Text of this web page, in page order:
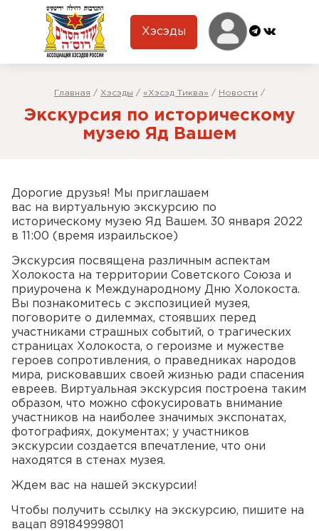
Хэсэды
Главная / Хэсэды / «Хэсэд Тиква» / Новости /
Экскурсия по историческому
музею Яд Вашем
Дорогие друзья! Мы приглашаем
вас на виртуальную экскурсию по
историческому музею Яд Вашем. 30 января 2022
в 11:00 (время израильское)
Экскурсия посвящена различным аспектам
Холокоста на территории Советского Союза и
приурочена к Международному Дню Холокоста. ​
Вы познакомитесь с экспозицией музея,
поговорите о дилеммах, стоявших перед
участниками страшных событий, о трагических
страницах Холокоста, о героизме и мужестве
героев сопротивления, о праведниках народов
мира, рисковавших своей жизнью ради спасения
евреев. Виртуальная экскурсия построена таким
образом, что можно сфокусировать внимание
участников на наиболее значимых экспонатах, ​
фотографиях, документах; у участников
экскурсии создается впечатление, что они
находятся в стенах музея.
Ждем вас на нашей экскурсии!
Чтобы получить ссылку на экскурсию, пишите на
вацап 89184999801